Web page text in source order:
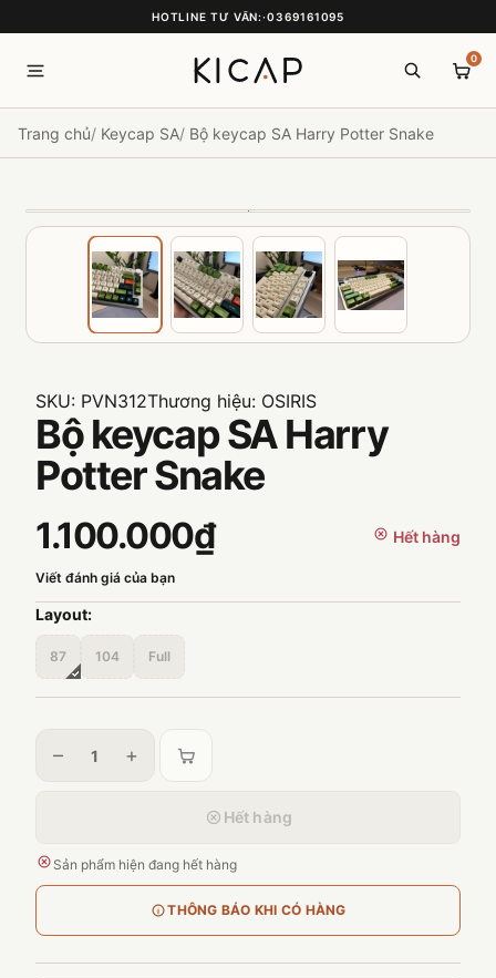
HOTLINE TƯ VẤN:·0369161095
0
Trang chủ Keycap SA Bộ keycap SA Harry Potter Snake
Bộ keycap SA Harry
Potter Snake
SKU: PVN312Thương hiệu: OSIRIS
1.100.000₫ Hết hàng
Viết đánh giá của bạn
Layout:
87 104 Full
– +
Hết hàng
Sản phẩm hiện đang hết hàng
THÔNG BÁO KHI CÓ HÀNG